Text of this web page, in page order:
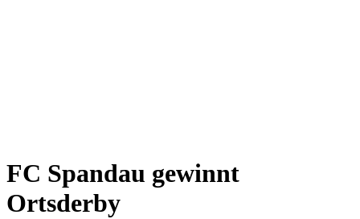
FC Spandau gewinnt
Ortsderby